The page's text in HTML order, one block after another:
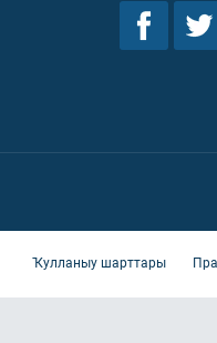
Ҡулланыу шарттары